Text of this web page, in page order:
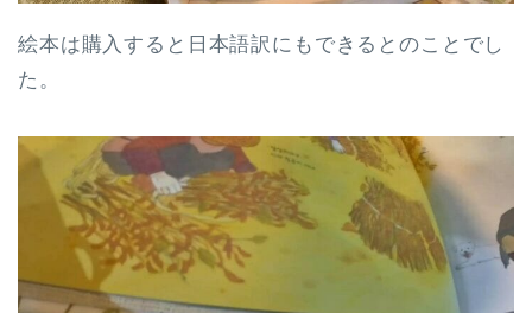
絵本は購入すると日本語訳にもできるとのことでし
た。